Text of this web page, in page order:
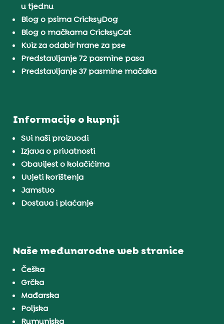
u tjednu
Blog o psima CricksyDog
Blog o mačkama CricksyCat
Kviz za odabir hrane za pse
Predstavljanje 72 pasmine pasa
Predstavljanje 37 pasmine mačaka
Informacije o kupnji
Svi naši proizvodi
Izjava o privatnosti
Obavijest o kolačićima
Uvjeti korištenja
Jamstvo
Dostava i plaćanje
Naše međunarodne web stranice
Češka
Grčka
Mađarska
Poljska
Rumunjska